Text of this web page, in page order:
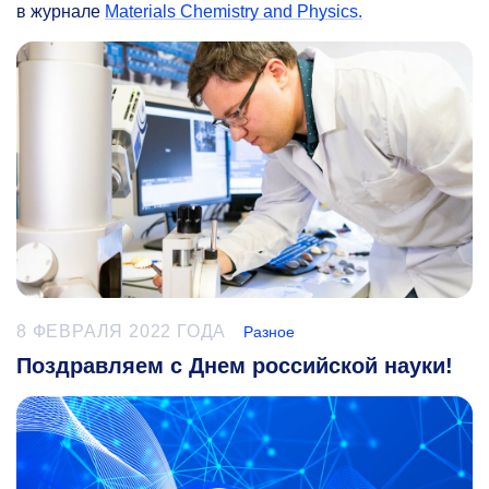
в журнале Materials Chemistry and Physics.
8 ФЕВРАЛЯ 2022 ГОДА Разное
Поздравляем с Днем российской науки!